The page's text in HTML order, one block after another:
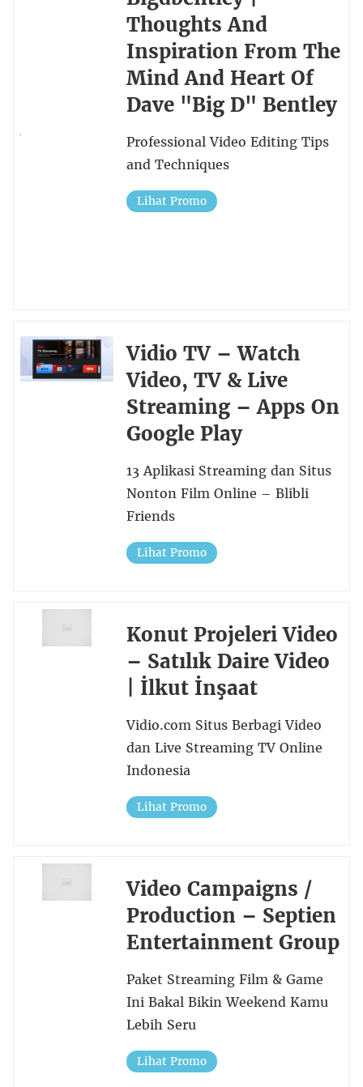
Thoughts And
Inspiration From The
Mind And Heart Of
Dave "Big D" Bentley
Professional Video Editing Tips
and Techniques
Lihat Promo
Vidio TV – Watch
Video, TV & Live
Streaming – Apps On
Google Play
13 Aplikasi Streaming dan Situs
Nonton Film Online – Blibli
Friends
Lihat Promo
Konut Projeleri Video
– Satılık Daire Video
| İlkut İnşaat
Vidio.com Situs Berbagi Video
dan Live Streaming TV Online
Indonesia
Lihat Promo
Video Campaigns /
Production – Septien
Entertainment Group
Paket Streaming Film & Game
Ini Bakal Bikin Weekend Kamu
Lebih Seru
Lihat Promo